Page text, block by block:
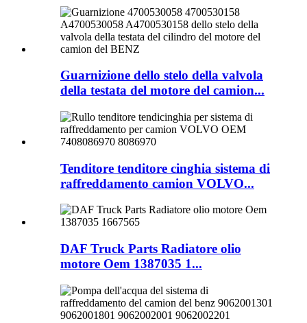
Guarnizione dello stelo della valvola
della testata del motore del camion...
Tenditore tenditore cinghia sistema di
raffreddamento camion VOLVO...
DAF Truck Parts Radiatore olio
motore Oem 1387035 1...